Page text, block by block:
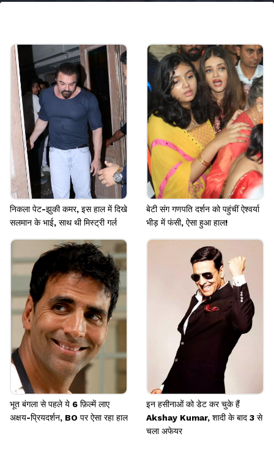
सलमान खान की अपकमिंग फिल्मों की बात करें तो वे सिकंदर के
अलावा किक 2, दबंग 4, बब्बर शेर, बजरंगी भाईजान 2 सहित
अन्य फिल्मों में नजर आएंगे।
Image credits: instagram
निकला पेट-झुकी कमर, इस हाल में दिखे
सलमान के भाई, साथ थी मिस्ट्री गर्ल
बेटी संग गणपति दर्शन को पहुंचीं ऐश्वर्या
भीड़ में फंसी, ऐसा हुआ हाल!
भूत बंगला से पहले ये 6 फ़िल्में लाए
अक्षय-प्रियदर्शन, BO पर ऐसा रहा हाल
इन हसीनाओं को डेट कर चुके हैं
Akshay Kumar, शादी के बाद 3 से
चला अफेयर